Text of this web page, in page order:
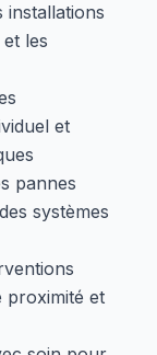
installations
les
et
pannes
systèmes
proximité et